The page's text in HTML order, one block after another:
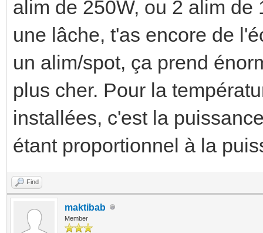
alim de 250W, ou 2 alim
une lâche, t'as encore de
un alim/spot, ça prend
plus cher. Pour la
installées, c'est la
étant proportionnel à la
Find
maktibab
Member